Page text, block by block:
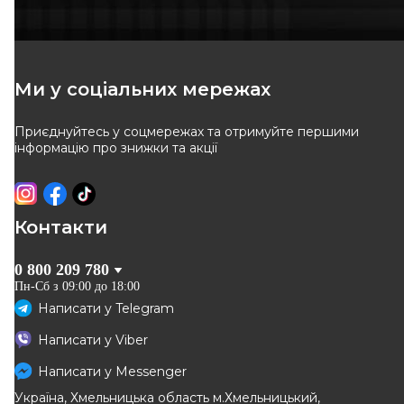
знизу/R) Opel
1 128 грн
КУПИТИ
знизу) Opel Movano/Renault
742 грн
КУПИТИ
-10 %
OPTIMAL
Кульова опора
Код: G3-1064
(ліва різьба)
Ми у соціальних мережах
Приєднуйтесь у соцмережах та отримуйте першими
інформацію про знижки та акції
Контакти
0 800 209 780
Пн-Сб з 09:00 до 18:00
Написати у Telegram
Написати у Viber
Написати у Messenger
Україна, Хмельницька область м.Хмельницький,